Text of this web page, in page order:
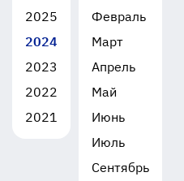
2025
2024
2023
2022
2021
Февраль
Март
Апрель
Май
Июнь
Июль
Сентябрь